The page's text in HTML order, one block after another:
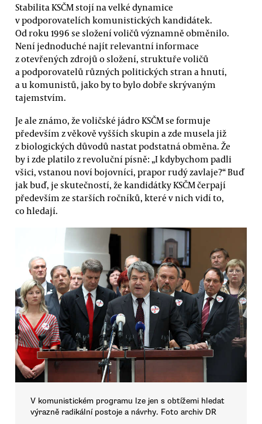
Stabilita KSČM stojí na velké dynamice
v podporovatelích komunistických kandidátek.
Od roku 1996 se složení voličů významně obměnilo.
Není jednoduché najít relevantní informace
z otevřených zdrojů o složení, struktuře voličů
a podporovatelů různých politických stran a hnutí,
a u komunistů, jako by to bylo dobře skrývaným
tajemstvím.
Je ale známo, že voličské jádro KSČM se formuje
především z věkově vyšších skupin a zde musela již
z biologických důvodů nastat podstatná obměna. Že
by i zde platilo z revoluční písně: „I kdybychom padli
všici, vstanou noví bojovníci, prapor rudý zavlaje?“ Buď
jak buď, je skutečností, že kandidátky KSČM čerpají
především ze starších ročníků, které v nich vidí to,
co hledají.
V komunistickém programu lze jen s obtížemi hledat
výrazně radikální postoje a návrhy. Foto archiv DR